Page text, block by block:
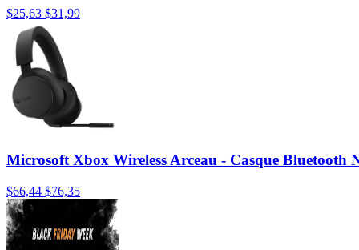
$25,63 $31,99
Microsoft Xbox Wireless Arceau - Casque Bluetooth
$66,44 $76,35